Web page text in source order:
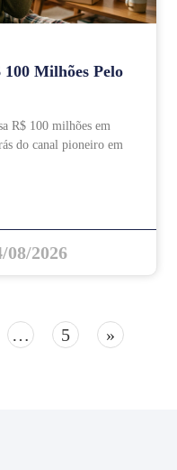
Milhões Pelo
R$ 100 milhões em
do canal pioneiro em
08/2026
… 5 »